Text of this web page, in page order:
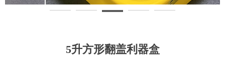
5升方形翻盖利器盒